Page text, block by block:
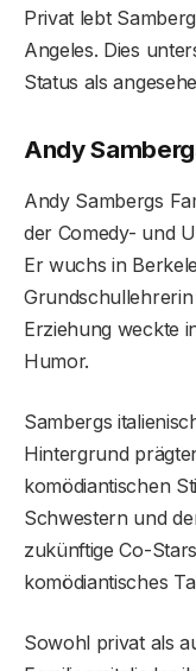
Privat lebt
Angeles. Dies
Status als
Andy
Andy Sambergs
der Comedy- und
Er wuchs in
Erziehung weckte
Humor.
Sambergs
Hintergrund
komödiantischen
Schwestern und
zukünftige Co-
komödiantisches
Sowohl privat als